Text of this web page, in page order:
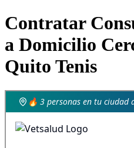
Contratar
a Domicilio
Quito Tenis